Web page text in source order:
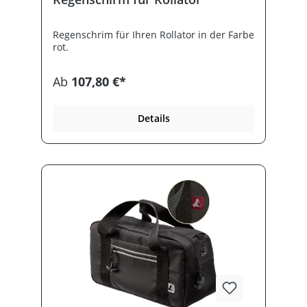
Einhandbremse ist für Ihren TAiMA Rollator
geeignet.
Regenschrim für Ihren Rollator in der Farbe
rot.
Ab 107,80 €*
Details